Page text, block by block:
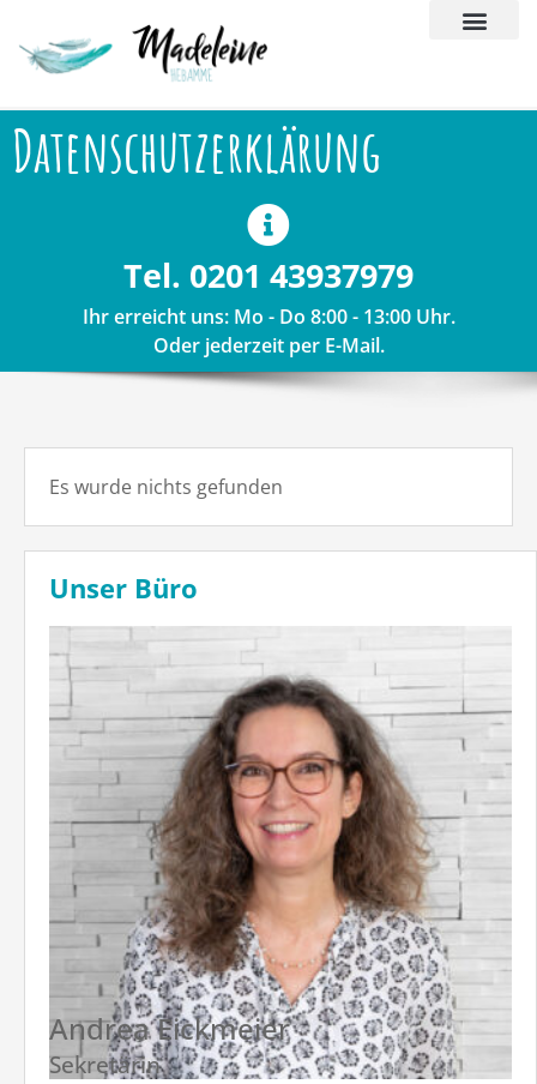
Datenschutzerklärung
Tel. 0201 43937979
Ihr erreicht uns: Mo - Do 8:00 - 13:00 Uhr.
Oder jederzeit per E-Mail.
Es wurde nichts gefunden
Unser Büro
Andrea Eickmeier
Sekretärin